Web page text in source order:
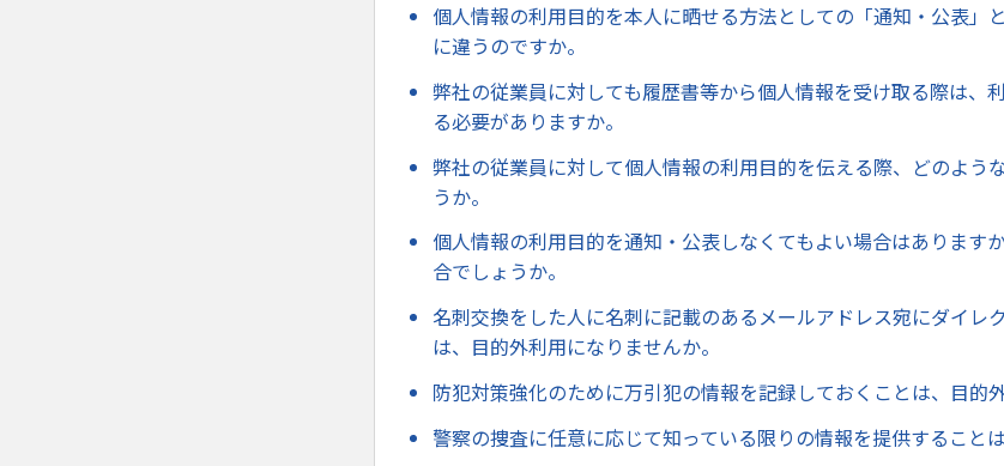
個人情報の利用目的を本人に晒せる方法としての「通知・公表」
に違うのですか。
弊社の従業員に対しても履歴書等から個人情報を受け取る際は、
る必要がありますか。
弊社の従業員に対して個人情報の利用目的を伝える際、どのよう
うか。
個人情報の利用目的を通知・公表しなくてもよい場合はあります
合でしょうか。
名刺交換をした人に名刺に記載のあるメールアドレス宛にダイレ
は、目的外利用になりませんか。
防犯対策強化のために万引犯の情報を記録しておくことは、目的
警察の捜査に任意に応じて知っている限りの情報を提供すること